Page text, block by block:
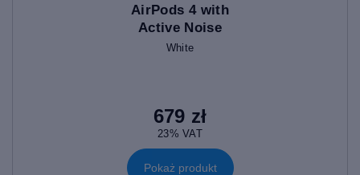
AirPods 4 with
Active Noise
Cancellation
White
679 zł
23% VAT
Pokaż produkt